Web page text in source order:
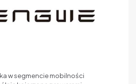
w segmencie mobilności